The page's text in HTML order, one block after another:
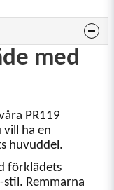
med
PR119
ha en
huvuddel.
förklädets
Remmarna